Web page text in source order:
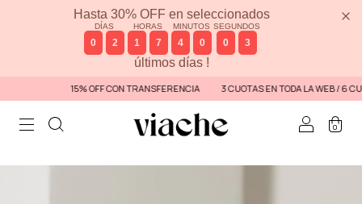
Hasta 30% OFF en seleccionados
DÍAS
0 2
HORAS
1 7
MINUTOS
4 0
SEGUNDOS
0 3
últimos días !
15% OFF CON TRANSFERENCIA 3 CUOTAS EN TODA LA WEB / 6
0